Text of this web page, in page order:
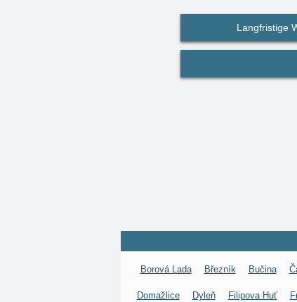
Langfristige
Borová Lada Březník Bučina
Domažlice Dyleň Filipova Huť